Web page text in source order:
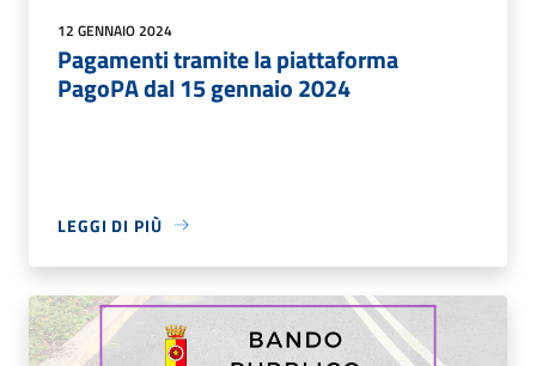
12 GENNAIO 2024
Pagamenti tramite la piattaforma
PagoPA dal 15 gennaio 2024
LEGGI DI PIÙ